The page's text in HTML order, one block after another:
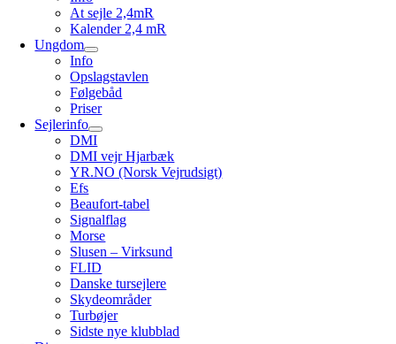
At sejle 2,4mR
Kalender 2,4 mR
Ungdom
Info
Opslagstavlen
Følgebåd
Priser
Sejlerinfo
DMI
DMI vejr Hjarbæk
YR.NO (Norsk Vejrudsigt)
Efs
Beaufort-tabel
Signalflag
Morse
Slusen – Virksund
FLID
Danske tursejlere
Skydeområder
Turbøjer
Sidste nye klubblad